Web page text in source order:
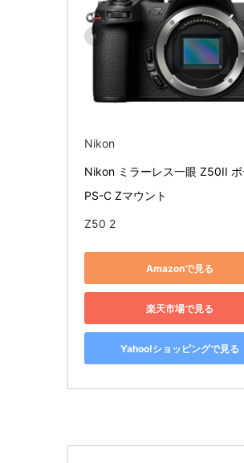
Nikon
Nikon ミラーレス一眼 Z50II
PS-C Zマウント
Z50 2
Amazonで見る
楽天市場で見る
Yahoo!ショッピングで見る